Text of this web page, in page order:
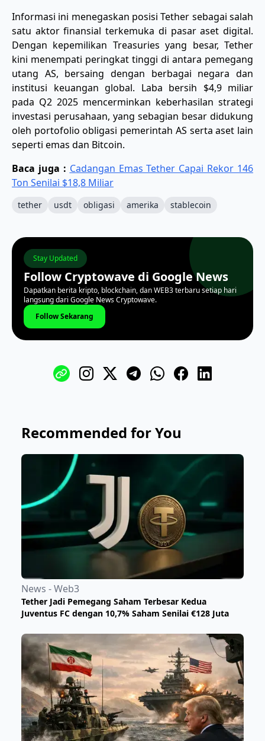
Informasi ini menegaskan posisi Tether sebagai salah
satu aktor finansial terkemuka di pasar aset digital.
Dengan kepemilikan Treasuries yang besar, Tether
kini menempati peringkat tinggi di antara pemegang
utang AS, bersaing dengan berbagai negara dan
institusi keuangan global. Laba bersih $4,9 miliar
pada Q2 2025 mencerminkan keberhasilan strategi
investasi perusahaan, yang sebagian besar didukung
oleh portofolio obligasi pemerintah AS serta aset lain
seperti emas dan Bitcoin.
Baca juga : Cadangan Emas Tether Capai Rekor 146
Ton Senilai $18,8 Miliar
tether usdt obligasi amerika stablecoin
Stay Updated
Follow Cryptowave di Google News
Dapatkan berita kripto, blockchain, dan WEB3 terbaru setiap hari
langsung dari Google News Cryptowave.
Follow Sekarang
Recommended for You
News - Web3
Tether Jadi Pemegang Saham Terbesar Kedua
Juventus FC dengan 10,7% Saham Senilai €128 Juta